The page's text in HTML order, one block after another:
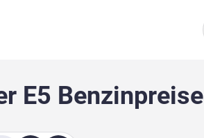
E5 Benzinpreise